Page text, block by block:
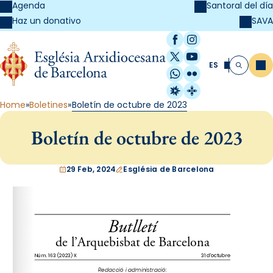
Agenda
Haz un donativo
Santoral del día
SAVA
Facebook
Instagram
X / Twitter
YouTube
WhatsApp
Flickr
Radio Estel
Catalunya
ES Buscar
Home Boletines Boletín de octubre de 2023
Boletín de octubre de 2023
29 Feb, 2024 Església de Barcelona